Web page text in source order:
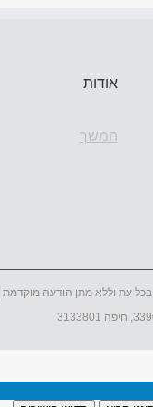
אודות
המשך
עת וללא מתן הודעה מוקדמת |